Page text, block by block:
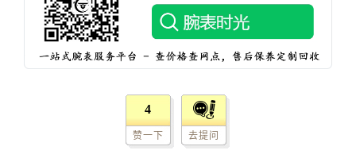
内蒙古自治区乌海市海勃湾区人民南路江诗丹顿售后服务中心（需提前预约）
内蒙古自治区乌兰察布市集宁区恩和大街江诗丹顿售后服务中心（需提前预约）
4
赞一下 去提问